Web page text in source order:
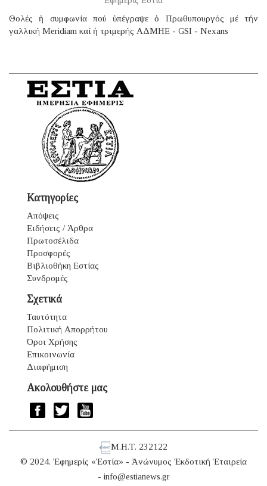
Θολές ἡ συμφωνία πού ὑπέγραψε ὁ Πρωθυπουργός μέ τήν
γαλλική Μeridiam καί ἡ τριμερής ΑΔΜΗΕ - GSI - Nexans
Κατηγορίες
Απόψεις
Ειδήσεις / Άρθρα
Πρωτοσέλιδα
Προσφορές
Βιβλιοθήκη Εστίας
Συνδρομές
Σχετικά
Ταυτότητα
Πολιτική Απορρήτου
Όροι Χρήσης
Επικοινωνία
Διαφήμιση
Ακολουθήστε μας
Μ.Η.Τ. 232122
© 2024. Ἐφημερίς «Ἑστία» - Ἀνώνυμος Ἐκδοτική Ἑταιρεία
- info@estianews.gr